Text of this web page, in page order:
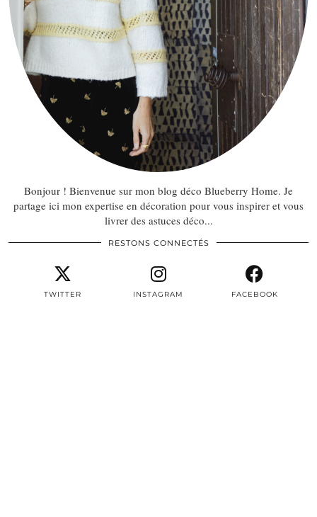
Bonjour ! Bienvenue sur mon blog déco Blueberry Home. Je
partage ici mon expertise en décoration pour vous inspirer et vous
livrer des astuces déco...
RESTONS CONNECTÉS
TWITTER INSTAGRAM FACEBOOK